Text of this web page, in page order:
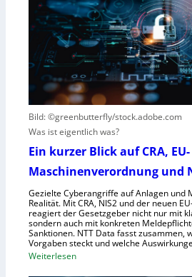
s
V
s
i
e
r
n
e
h
e
n
e
n
t
s
t
e
h
s
c
h
e
G
e
s
e
l
l
c
h
a
f
t
f
Bild: ©greenbutterfly/stock.adobe.com
Was ist eigentlich was?
Ein kurzer Blick auf CRA, EU-
Maschinenverordnung und
Gezielte Cyberangriffe auf Anlagen und
Realität. Mit CRA, NIS2 und der neuen
reagiert der Gesetzgeber nicht nur mit
sondern auch mit konkreten
Sanktionen. NTT Data fasst zusammen,
Vorgaben steckt und welche
Weiterlesen: